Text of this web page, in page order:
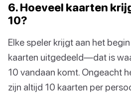
6. Hoeveel kaarten
10?
Elke speler krijgt aan het
kaarten uitgedeeld—dat is
10 vandaan komt. Ongeacht
zijn altijd 10 kaarten per